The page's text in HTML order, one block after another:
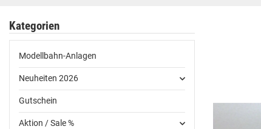
Kategorien
Modellbahn-Anlagen
Neuheiten 2026
Gutschein
Aktion / Sale %